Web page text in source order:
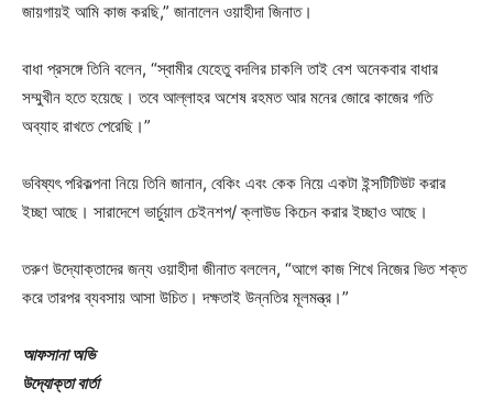
জায়গায়ই আমি কাজ করছি,” জানালেন ওয়াহীদা জিনাত।
বাধা প্রসঙ্গে তিনি বলেন, “স্বামীর যেহেতু বদলির চাকলি তাই বেশ অনেকবার বাধার
সম্মুখীন হতে হয়েছে। তবে আল্লাহর অশেষ রহমত আর মনের জোরে কাজের গতি
অব্যাহ রাখতে পেরেছি।”
ভবিষ্যৎ পরিকল্পনা নিয়ে তিনি জানান, বেকিং এবং কেক নিয়ে একটা ইন্সটিটিউট করার
ইচ্ছা আছে। সারাদেশে ভার্চুয়াল চেইনশপ/ ক্লাউড কিচেন করার ইচ্ছাও আছে।
তরুণ উদ্যোক্তাদের জন্য ওয়াহীদা জীনাত বললেন, “আগে কাজ শিখে নিজের ভিত শক্ত
করে তারপর ব্যবসায় আসা উচিত। দক্ষতাই উন্নতির মূলমন্ত্র।”
আফসানা অভি
উদ্যোক্তা বার্তা